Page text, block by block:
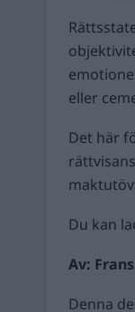
eller
Det här
Du kan
Av:
Denna